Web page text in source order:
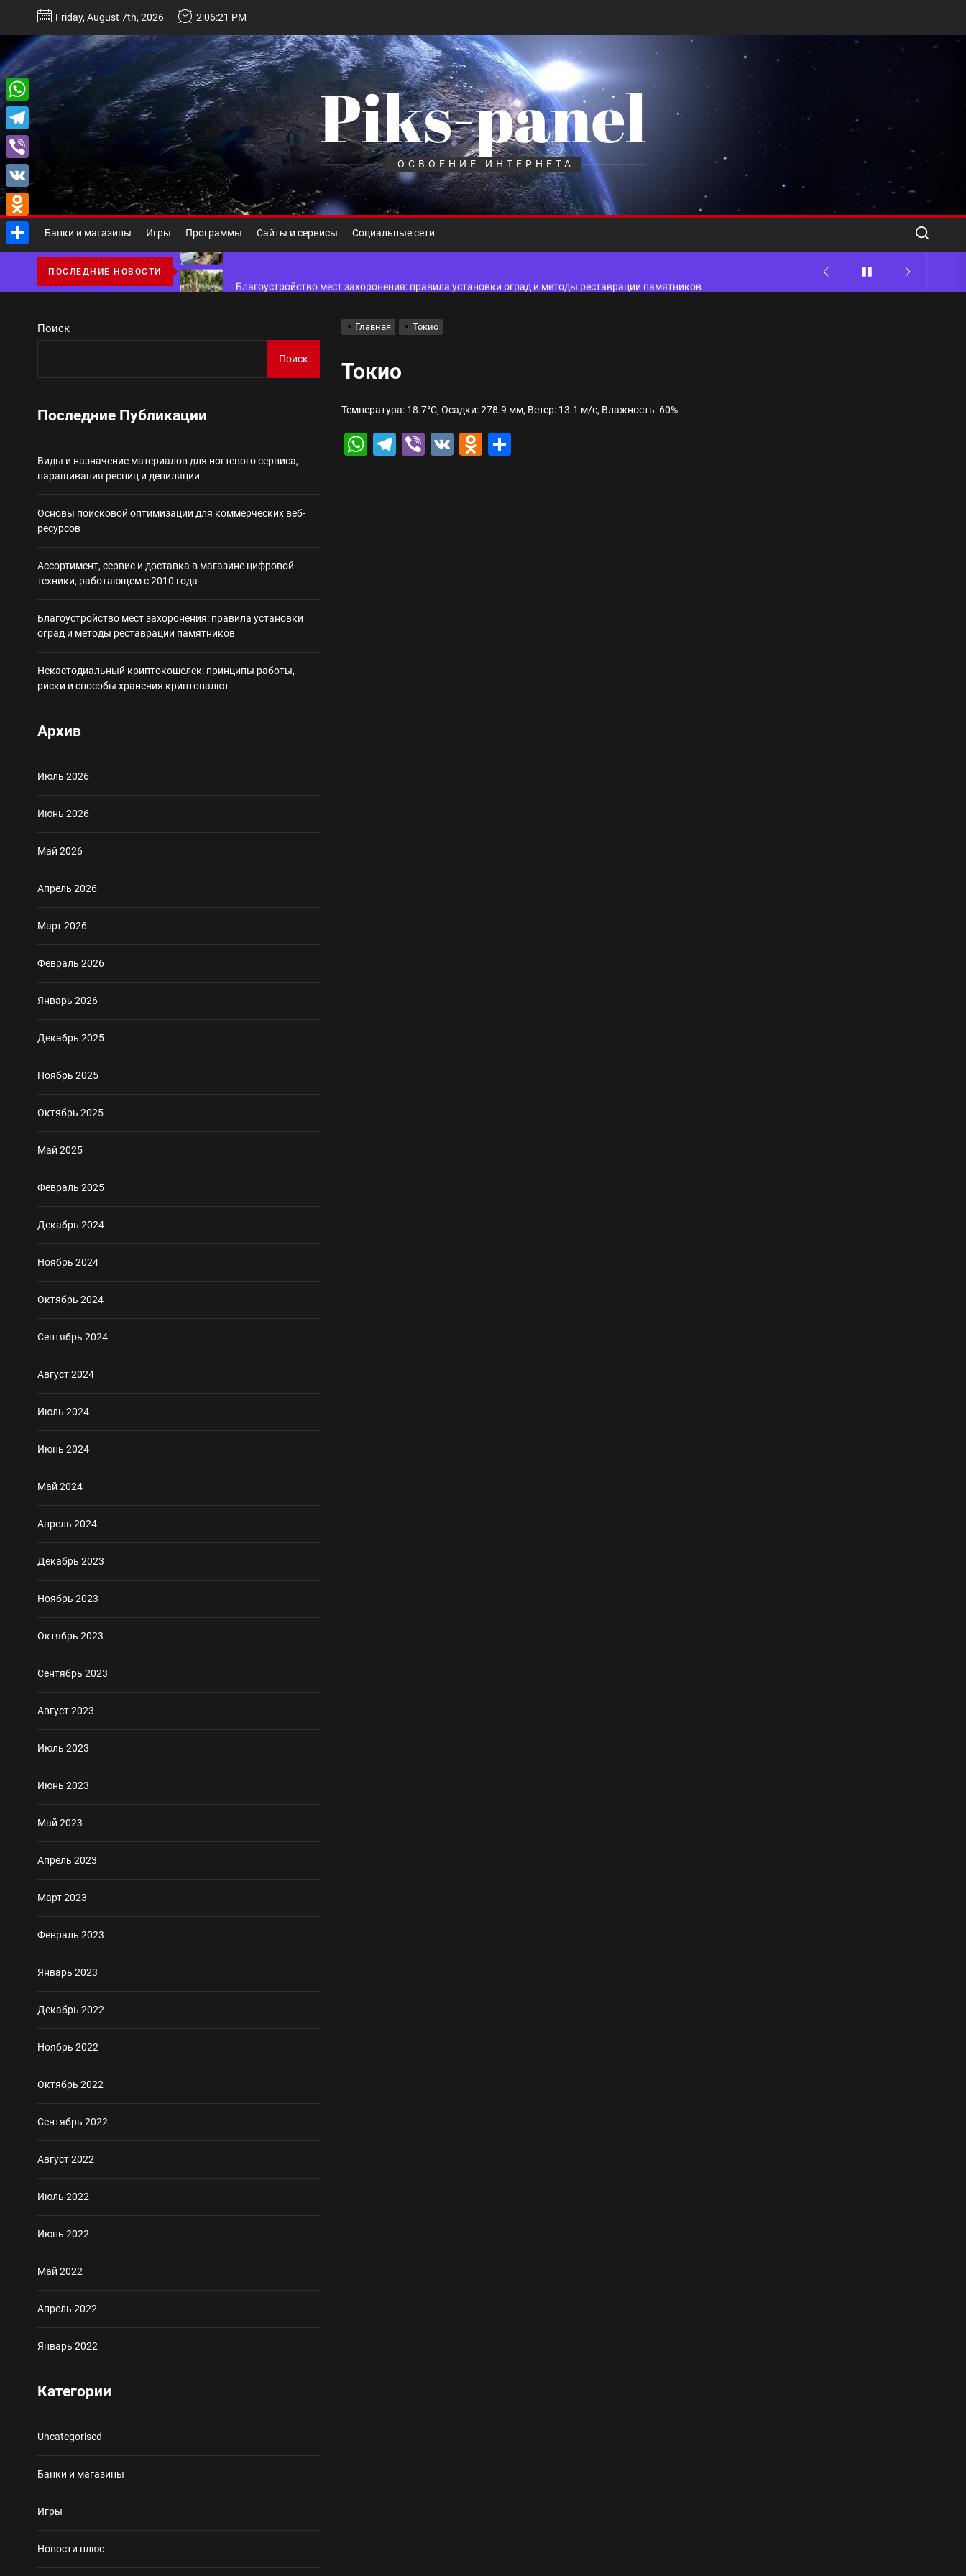
Перейти
содержимому
Friday, August 7th, 2026 2:06:21 PM
Piks-panel
ОСВОЕНИЕ ИНТЕРНЕТА
Банки и магазины Игры Программы Сайты и сервисы Социальные сети
ПОСЛЕДНИЕ НОВОСТИ
Некастодиальный криптокошелек: принципы работы, риски и способы хранения криптовалют
Виды и назначение материалов для ногтевого сервиса, наращивания ресниц и депиляции
Основы поисковой оптимизации для коммерческих веб-ресурсов
Ассортимент, сервис и доставка в магазине цифровой техники, работающем с 2010 года
Ассортимент, сервис и доставка в магазине цифровой техники, работающем с 2010 года
Некастодиальный криптокошелек: принципы работы, риски и способы хранения криптовалют
Главная Токио
Токио
Температура: 18.7°C, Осадки: 278.9 мм, Ветер: 13.1 м/с, Влажность: 60%
WhatsApp
Telegram
Viber
VK Odnoklassniki
Поиск
Поиск
Последние Публикации
Виды и назначение материалов для ногтевого сервиса,
наращивания ресниц и депиляции
Основы поисковой оптимизации для коммерческих веб-
ресурсов
Ассортимент, сервис и доставка в магазине цифровой
техники, работающем с 2010 года
Благоустройство мест захоронения: правила установки
оград и методы реставрации памятников
Некастодиальный криптокошелек: принципы работы,
риски и способы хранения криптовалют
Архив
Июль 2026
Июнь 2026
Май 2026
Апрель 2026
Март 2026
Февраль 2026
Январь 2026
Декабрь 2025
Ноябрь 2025
Октябрь 2025
Май 2025
Февраль 2025
Декабрь 2024
Ноябрь 2024
Октябрь 2024
Сентябрь 2024
Август 2024
Июль 2024
Июнь 2024
Май 2024
Апрель 2024
Декабрь 2023
Ноябрь 2023
Октябрь 2023
Сентябрь 2023
Август 2023
Июль 2023
Июнь 2023
Май 2023
Апрель 2023
Март 2023
Февраль 2023
Январь 2023
Декабрь 2022
Ноябрь 2022
Октябрь 2022
Сентябрь 2022
Август 2022
Июль 2022
Июнь 2022
Май 2022
Апрель 2022
Январь 2022
Категории
Uncategorised
Банки и магазины
Игры
Новости плюс
WhatsApp
Telegram
Viber
VK
Odnoklassniki
Отправить